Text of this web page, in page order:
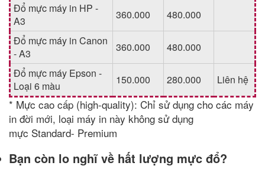
Đổ mực máy in HP -
A3
360.000
480.000
Đổ mực máy in Canon
- A3
360.000
480.000
Đổ mực máy Epson -
Loại 6 màu
150.000 280.000 Liên hệ
* Mực cao cấp (high-quality): Chỉ sử dụng cho các máy
in đời mới, loại máy in này không sử dụng
mực Standard- Premium
Bạn còn lo nghĩ về hất lượng mực đổ?